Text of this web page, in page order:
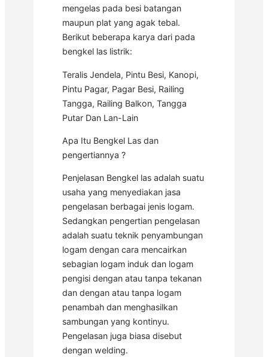
mengelas pada besi batangan
maupun plat yang agak tebal.
Berikut beberapa karya dari pada
bengkel las listrik:
Teralis Jendela, Pintu Besi, Kanopi,
Pintu Pagar, Pagar Besi, Railing
Tangga, Railing Balkon, Tangga
Putar Dan Lan-Lain
Apa Itu Bengkel Las dan
pengertiannya ?
Penjelasan Bengkel las adalah suatu
usaha yang menyediakan jasa
pengelasan berbagai jenis logam.
Sedangkan pengertian pengelasan
adalah suatu teknik penyambungan
logam dengan cara mencairkan
sebagian logam induk dan logam
pengisi dengan atau tanpa tekanan
dan dengan atau tanpa logam
penambah dan menghasilkan
sambungan yang kontinyu.
Pengelasan juga biasa disebut
dengan welding.